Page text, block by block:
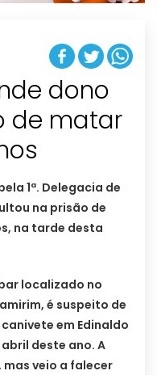
dono
de matar
1ª. Delegacia de
na prisão de
na tarde desta
localizado no
é suspeito de
em Edinaldo
abril deste ano. A
veio a falecer